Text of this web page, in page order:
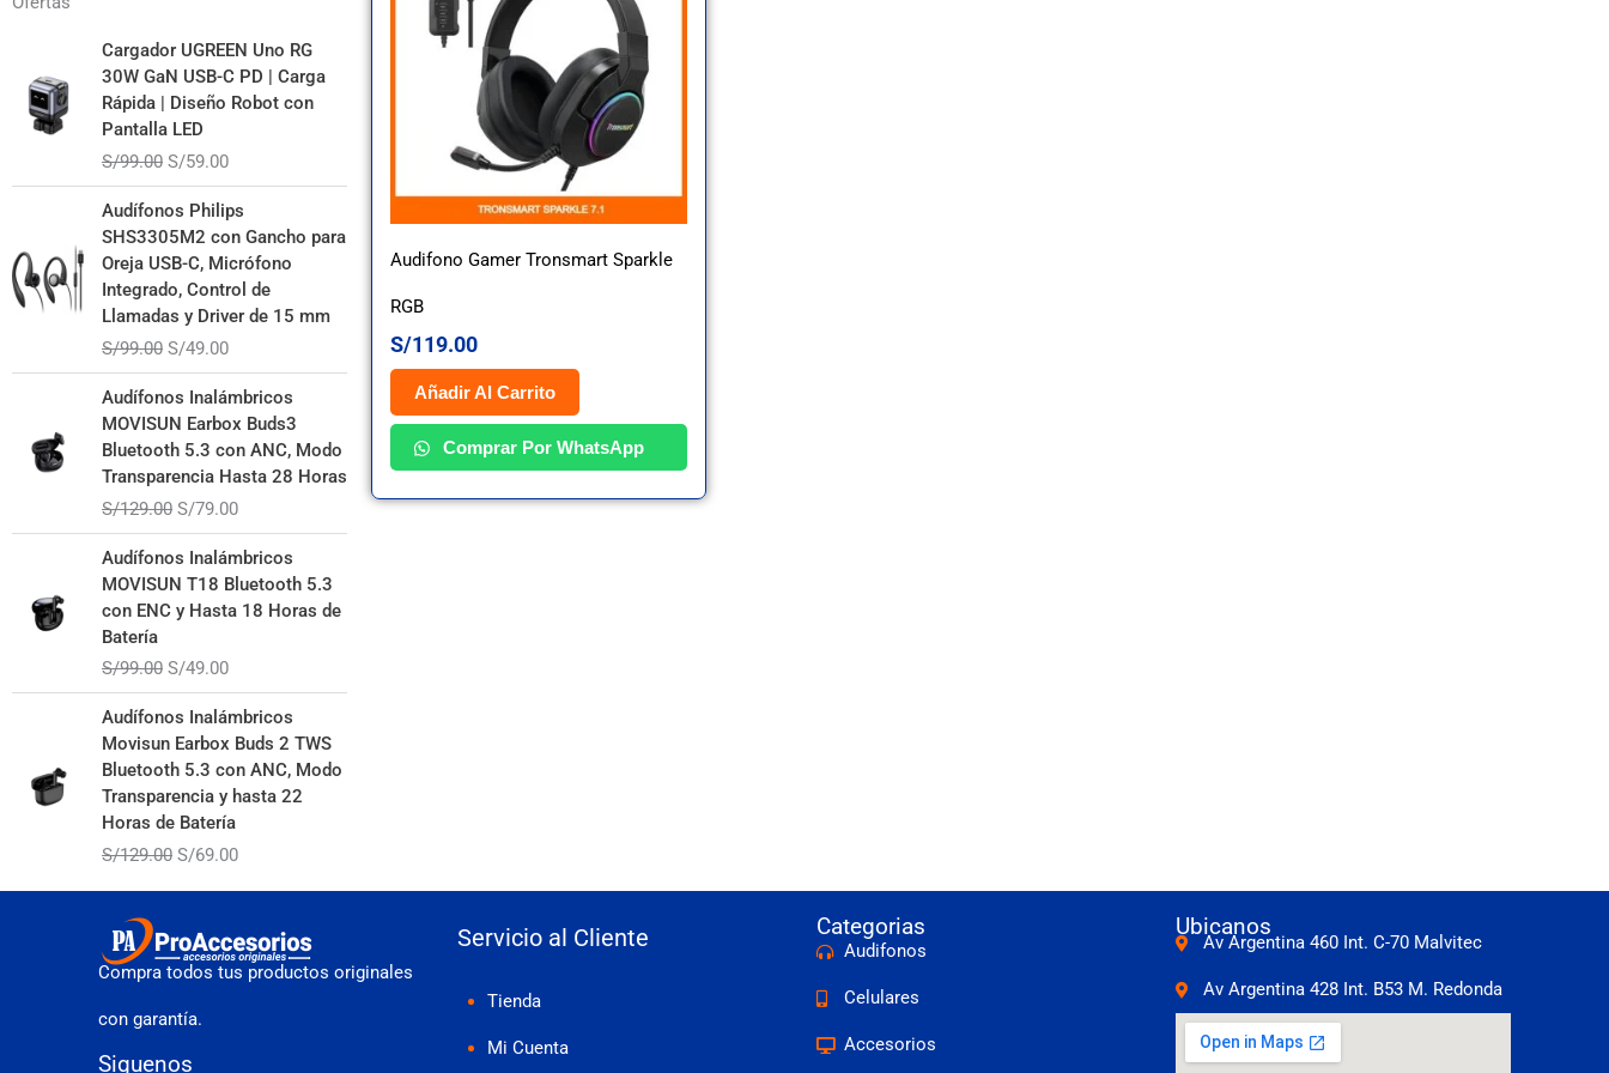
Cargador UGREEN Uno RG
30W GaN USB-C PD | Carga
Rápida | Diseño Robot con
Pantalla LED
S/99.00
precio
original
era:
S/59.00
El
precio
actual
Audífonos Philips
SHS3305M2 con Gancho para
Oreja USB-C, Micrófono
Integrado, Control de
Llamadas y Driver de 15 mm
S/99.00
precio
original
era:
S/99.00.
S/49.00
precio
actual
es:
S/49.00.
Audífonos Inalámbricos
MOVISUN Earbox Buds3
Bluetooth 5.3 con ANC, Modo
Transparencia Hasta 28 Horas
S/129.00
El
precio
original
era:
S/79.00
El
precio
actual
Audífonos Inalámbricos
MOVISUN T18 Bluetooth 5.3
con ENC y Hasta 18 Horas de
Batería
S/99.00
era:
S/49.00
precio
Audífonos Inalámbricos
Movisun Earbox Buds 2 TWS
Bluetooth 5.3 con ANC, Modo
Transparencia y hasta 22
Horas de Batería
S/129.00
El
precio
original
era:
S/129.00.
S/69.00
El
precio
actual
Audifono Gamer Tronsmart Sparkle
RGB
S/119.00
Añadir Al Carrito
Comprar Por WhatsApp
Compra todos tus productos originales
con garantía.
Siguenos
Servicio al Cliente
Tienda
Mi Cuenta
Categorias
Audifonos
Celulares
Accesorios
Ubicanos
Av Argentina 460 Int. C-70 Malvitec
Av Argentina 428 Int. B53 M. Redonda